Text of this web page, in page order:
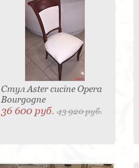
Стул Aster cucine Opera
Bourgogne
36 600 руб.43 920 руб.